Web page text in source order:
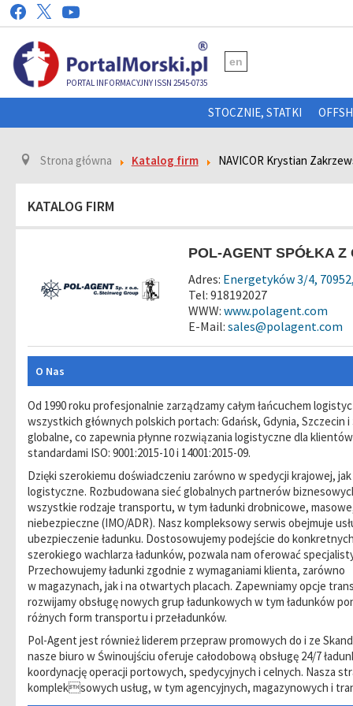
PORTAL INFORMACYJNY ISSN 2545-0735
en
STOCZNIE, STATKI
Strona główna Katalog firm NAVICOR Krystian
KATALOG FIRM
POL-AGENT SPÓŁKA Z
Adres: Energetyków 3/4,
Tel: 918192027
WWW:www.polagent.com
E-Mail:sales@polagent.com
O Nas
Od 1990 roku profesjonalnie zarządzamy całym łańcuchem
wszystkich głównych polskich portach: Gdańsk, Gdynia,
globalne, co zapewnia płynne rozwiązania logistyczne dla
standardami ISO: 9001:2015-10 i 14001:2015-09.
Dzięki szerokiemu doświadczeniu zarówno w spedycji krajowej,
logistyczne. Rozbudowana sieć globalnych partnerów
wszystkie rodzaje transportu, w tym ładunki drobnicowe,
niebezpieczne (IMO/ADR). Nasz kompleksowy serwis obejmuje
ubezpieczenie ładunku. Dostosowujemy podejście do
szerokiego wachlarza ładunków, pozwala nam oferować
Przechowujemy ładunki zgodnie z wymaganiami klienta, zarówno
w magazynach, jak i na otwartych placach. Zapewniamy opcje
rozwijamy obsługę nowych grup ładunkowych w tym ładunków
różnych form transportu i przeładunków.
Pol-Agent jest również liderem przepraw promowych do i ze
nasze biuro w Świnoujściu oferuje całodobową obsługę 24/7
koordynację operacji portowych, spedycyjnych i celnych. Nasza
kompleksowych usług, w tym agencyjnych, magazynowych i